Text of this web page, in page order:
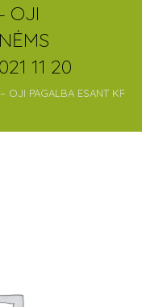
OJI
11 20
PAGALBA ESANT